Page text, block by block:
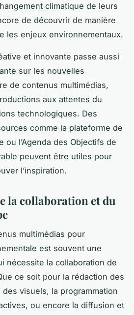
climatique de leurs
de découvrir de manière
les enjeux environnementaux.
et innovante passe aussi
sur les nouvelles
de contenus multimédias,
aux attentes du
technologiques. Des
comme la plateforme de
ou l’Agenda des Objectifs de
peuvent être utiles pour
l’inspiration.
la collaboration et du
multimédias pour
est souvent une
nécessite la collaboration de
ce soit pour la rédaction des
visuels, la programmation
ou encore la diffusion et